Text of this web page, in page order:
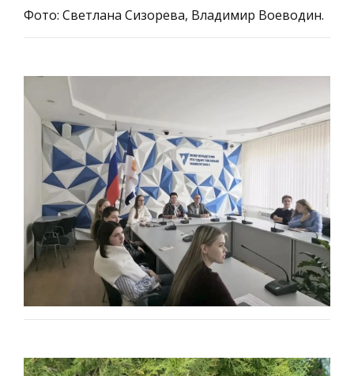
Фото: Светлана Сизорева, Владимир Воеводин.